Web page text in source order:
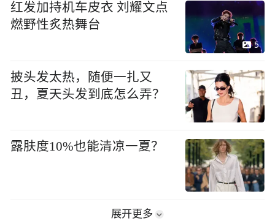
红发加持机车皮衣 刘耀文点
燃野性炙热舞台
5
披头发太热，随便一扎又
丑，夏天头发到底怎么弄？
露肤度10%也能清凉一夏？
展开更多